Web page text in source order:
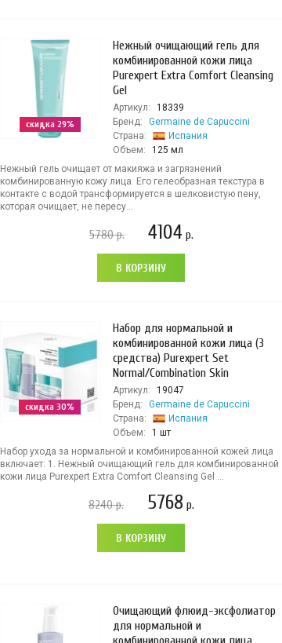
скидка 29%
Нежный очищающий гель для
комбинированной кожи лица
Purexpert Extra Comfort Cleansing
Gel
Артикул:
18339
Бренд:
Germaine de Capuccini
Страна:
Испания
Объем:
125 мл
Нежный гель очищает от макияжа и загрязнений
комбинированную кожу лица. Его гелеобразная текстура в
контакте с водой трансформируется в шелковистую пену,
которая очищает, не пересу...
5780р. 4104 р.
В КОРЗИНУ
скидка 30%
Набор для нормальной и
комбинированной кожи лица (3
средства) Purexpert Set
Normal/Combination Skin
Артикул:
19047
Бренд:
Germaine de Capuccini
Страна:
Испания
Объем:
1 шт
Набор ухода за нормальной и комбинированной кожей лица
включает: 1. Нежный очищающий гель для комбинированной
кожи лица Purexpert Extra Comfort Cleansing Gel ...
8240р. 5768 р.
В КОРЗИНУ
Очищающий флюид-эксфолиатор
для нормальной и